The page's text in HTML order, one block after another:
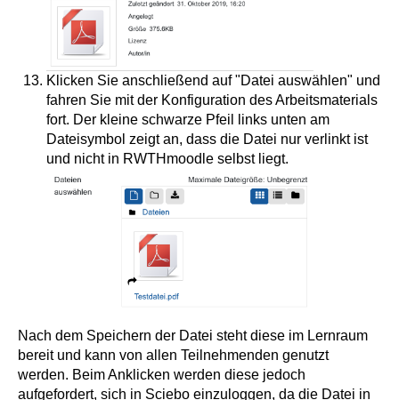
Klicken Sie anschließend auf "Datei auswählen" und
fahren Sie mit der Konfiguration des Arbeitsmaterials
fort. Der kleine schwarze Pfeil links unten am
Dateisymbol zeigt an, dass die Datei nur verlinkt ist
und nicht in RWTHmoodle selbst liegt.
Nach dem Speichern der Datei steht diese im Lernraum
bereit und kann von allen Teilnehmenden genutzt
werden. Beim Anklicken werden diese jedoch
aufgefordert, sich in Sciebo einzuloggen, da die Datei in